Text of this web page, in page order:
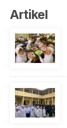
Artikel